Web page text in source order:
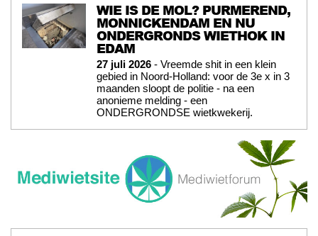
WIE IS DE MOL? PURMEREND,
MONNICKENDAM EN NU
ONDERGRONDS WIETHOK IN
EDAM
27 juli 2026 - Vreemde shit in een klein
gebied in Noord-Holland: voor de 3e x in 3
maanden sloopt de politie - na een
anonieme melding - een
ONDERGRONDSE wietkwekerij.